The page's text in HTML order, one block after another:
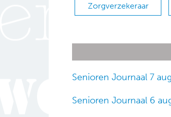
Zorgverzekeraar
Senioren Journaal 7
Senioren Journaal 6